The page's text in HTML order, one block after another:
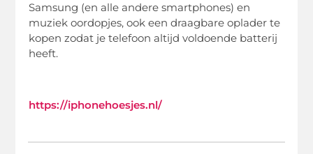
Samsung (en alle andere smartphones) en
muziek oordopjes, ook een draagbare oplader te
kopen zodat je telefoon altijd voldoende batterij
heeft.
https://iphonehoesjes.nl/